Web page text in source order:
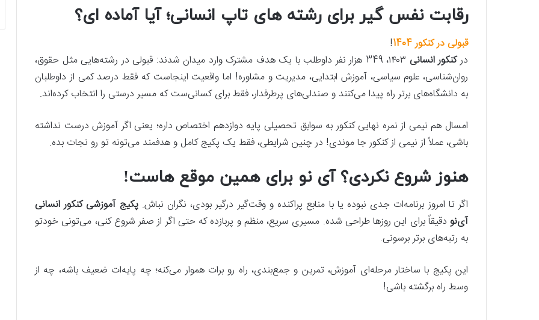
رقابت نفس گیر برای رشته های تاپ انسانی؛ آیا آماده ای؟
قبولی در کنکور 1404
!
درکنکور انسانی
۱۴۰۳، 349 هزار نفر داوطلب با یک هدف مشترک وارد میدان شدند: قبولی در رشته‌هایی مثل حقوق،
روان‌شناسی، علوم سیاسی، آموزش ابتدایی، مدیریت و مشاوره! اما واقعیت اینجاست که فقط درصد کمی از داوطلبان
به دانشگاه‌های برتر راه پیدا می‌کنند و صندلی‌های پرطرفدار، فقط برای کسانی‌ست که مسیر درستی را انتخاب کرده‌اند.
امسال هم نیمی از نمره نهایی کنکور به سوابق تحصیلی پایه دوازدهم اختصاص داره؛ یعنی اگر آموزش درست نداشته
باشی، عملاً از نیمی از کنکور جا موندی! در چنین شرایطی، فقط یک پکیج کامل و هدفمند می‌تونه تو رو نجات بده.
هنوز شروع نکردی؟ آی نو برای همین موقع هاست!
اگر تا امروز برنامه‌ات جدی نبوده یا با منابع پراکنده و وقت‌گیر درگیر بودی، نگران نباش.پکیج آموزشی کنکور انسانی
آی‌نو دقیقاً برای این روزها طراحی شده. مسیری سریع، منظم و پربازده که حتی اگر از صفر شروع کنی، می‌تونی خودتو
به رتبه‌های برتر برسونی.
این پکیج با ساختار مرحله‌ای آموزش، تمرین و جمع‌بندی، راه رو برات هموار می‌کنه؛ چه پایه‌ات ضعیف باشه، چه از
وسط راه برگشته باشی!